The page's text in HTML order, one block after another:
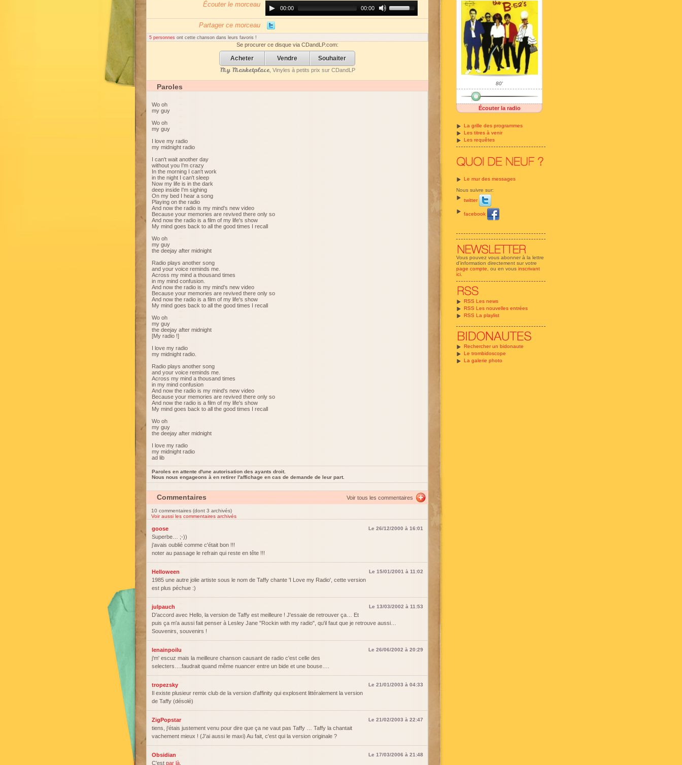
80'
Écouter la radio
La grille des programmes
Les titres à venir
Les requêtes
Le mur des messages
Nous suivre sur:
twitter
facebook
Vous pouvez vous abonner à la lettre
d'information directement sur votre
page compte , ou en vous inscrivant
ici
RSS Les news
RSS Les nouvelles entrées
RSS La playlist
Rechercher un bidonaute
Le trombidoscope
La galerie photo
Écouter le morceau
Player00:00 00:00
Up/Down
Arrow
increase
or
Partager ce morceau
5 personnes ont cette chanson dans leurs favoris !
Se procurer ce disque via CDandLP.com:
Acheter Vendre Souhaiter
My Marketplace, Vinyles à petits prix sur CDandLP
Paroles
Wo oh
my guy
Wo oh
my guy
I love my radio
my midnight radio
I can't wait another day
without you I'm crazy
In the morning I can't work
in the night I can't sleep
Now my life is in the dark
deep inside I'm sighing
On my bed I hear a song
Playing on the radio
And now the radio is my mind's new video
Because your memories are revived there only so
And now the radio is a film of my life's show
My mind goes back to all the good times I recall
Wo oh
my guy
the deejay after midnight
Radio plays another song
and your voice reminds me.
Across my mind a thousand times
in my mind confusion.
And now the radio is my mind's new video
Because your memories are revived there only so
And now the radio is a film of my life's show
My mind goes back to all the good times I recall
Wo oh
my guy
the deejay after midnight
[My radio !]
I love my radio
my midnight radio.
Radio plays another song
and your voice reminds me.
Across my mind a thousand times
in my mind confusion
And now the radio is my mind's new video
Because your memories are revived there only so
And now the radio is a film of my life's show
My mind goes back to all the good times I recall
Wo oh
my guy
the deejay after midnight
I love my radio
my midnight radio
ad lib
Paroles en attente d'une autorisation des ayants droit.
Nous nous engageons à en retirer l'affichage en cas de demande de leur part.
Commentaires Voir tous les commentaires
10 commentaires (dont 3 archivés)
Voir aussi les commentaires archivés
goose Le 26/12/2000 à 16:01
Superbe… ;-))
j'avais oublié comme c'était bon !!!
noter au passage le refrain qui reste en tête !!!
Helloween Le 15/01/2001 à 11:02
1985 une autre jolie artiste sous le nom de Taffy chante 'I Love my Radio', cette version
est plus péchue :)
julpauch Le 13/03/2002 à 11:53
D'accord avec Hello, la version de Taffy est meilleure ! J'essaie de retrouver ça… Et
puis ça m'a aussi fait penser à Lesley Jane "Rockin with my radio", qu'il faut que je retrouve aussi…
Souvenirs, souvenirs !
lenainpoilu Le 26/06/2002 à 20:29
j'm' escuz mais la meilleure chanson causant de radio c'est celle des
selecters….faudrait quand même nuancer entre un bide et une bouse….
tropezsky Le 21/01/2003 à 04:33
Il existe plusieur remix club de la version d'affinity qui explosent littéralement la version
de Taffy (désolé)
ZigPopstar Le 21/02/2003 à 22:47
tiens, j'étais justement venu pour dire que ça ne vaut pas Taffy … Taffy la chantait
vachement mieux ! (J'ai aussi le maxi) Au fait, c'est qui la version originale ?
Obsidian Le 17/03/2006 à 21:48
C'est par là